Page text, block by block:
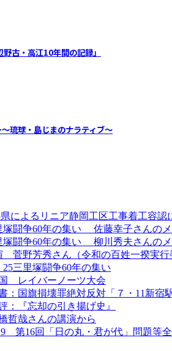
古・高江10年間の記録」
琉球・島じまのナラティブ～
県によるリニア静岡工区工事着工容認
塚闘争60年の集い 佐藤幸子さんのメ
塚闘争60年の集い 柳川秀夫さんのメ
菅野芳秀さん（令和の百姓一揆実行
25三里塚闘争60年の集い
レイバーノーツ大会
：国旗損壊罪絶対反対「７・11新宿
：『忘却の引き揚げ史』
哲哉さんの講演から
第16回「日の丸・君が代」問題等